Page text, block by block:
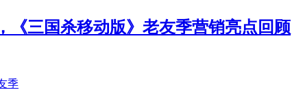
《三国杀移动版》老友季营销亮点回顾
季